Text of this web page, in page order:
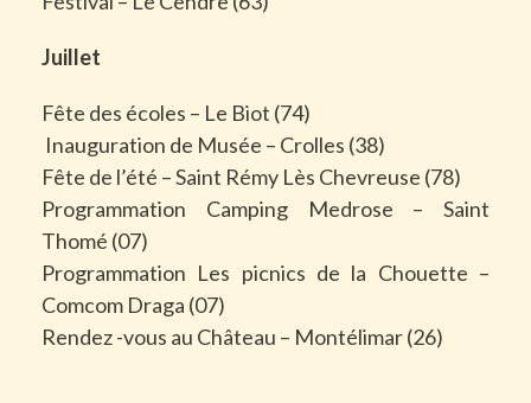
Juillet
Fête des écoles – Le Biot (74)
Inauguration de Musée – Crolles (38)
Fête de l’été – Saint Rémy Lès Chevreuse (78)
Programmation Camping Medrose – Saint
Thomé (07)
Programmation Les picnics de la Chouette –
Comcom Draga (07)
Rendez -vous au Château – Montélimar (26)